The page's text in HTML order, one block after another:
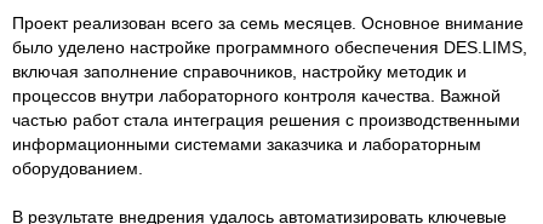
Проект реализован всего за семь месяцев. Основное внимание
было уделено настройке программного обеспечения DES.LIMS,
включая заполнение справочников, настройку методик и
процессов внутри лабораторного контроля качества. Важной
частью работ стала интеграция решения с производственными
информационными системами заказчика и лабораторным
оборудованием.
В результате внедрения удалось автоматизировать ключевые